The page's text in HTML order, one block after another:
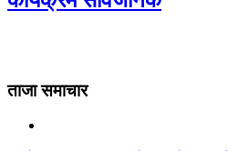
ताजा समाचार